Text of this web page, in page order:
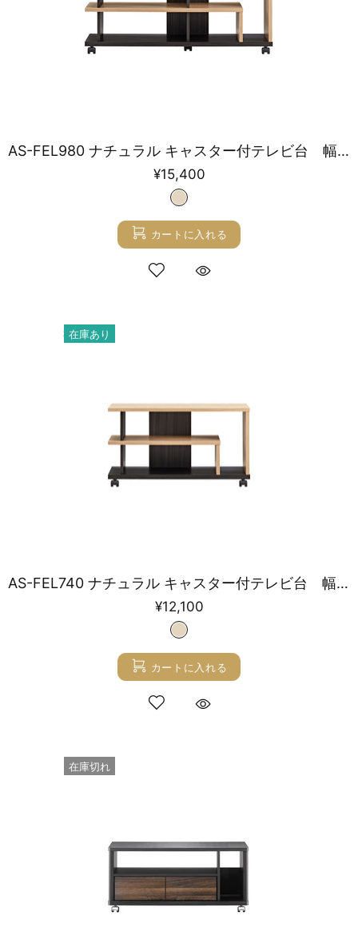
AS-FEL980 ナチュラル キャスター付テレビ台 幅98㎝
¥15,400
カートに入れる
在庫あり
AS-FEL740 ナチュラル キャスター付テレビ台 幅74㎝
¥12,100
カートに入れる
在庫切れ